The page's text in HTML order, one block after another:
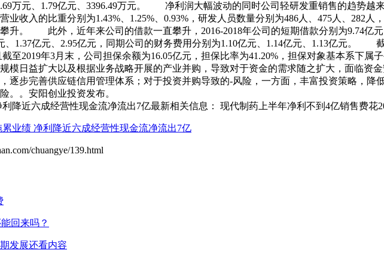
万元、1.79亿元、3396.49万元。 净利润大幅波动的同时公司轻研发重销售的趋势越
业收入的比重分别为1.43%、1.25%、0.93%，研发人员数量分别为486人、475人、282
升。 此外，近年来公司的借款一直攀升，2016-2018年公司的短期借款分别为9.74亿元
、1.37亿元、2.95亿元，同期公司的财务费用分别为1.10亿元、1.14亿元、1.13亿元。
截至2019年3月末，公司担保余额为16.05亿元，担保比率为41.20%，担保对象基本系
模日益扩大以及根据业务战略开展的产业并购，导致对于资金的需求随之扩大，面临
逐步完善供应链信用管理体系；对于投资并购导致的-风险，一方面，丰富投资策略，降
。。安阳创业投资发布。
降近六成经营性现金流净流出7亿最新相关信息： 现代制药上半年净利不到4亿销售费花
业绩 净利降近六成经营性现金流净流出7亿
chuangye/139.html
回来吗？
发展还看内容